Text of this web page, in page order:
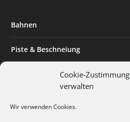
Cookie-Zustimmung
verwalten
Wir verwenden Cookies.
Bahnen
Piste & Beschneiung